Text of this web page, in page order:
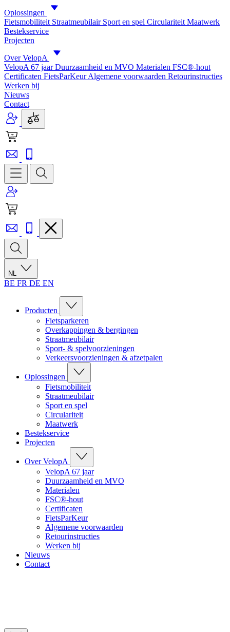
Oplossingen
Fietsmobiliteit Straatmeubilair Sport en spel Circulariteit Maatwerk
Bestekservice
Projecten
Over VelopA
VelopA 67 jaarDuurzaamheid en MVO Materialen FSC®-hout
Certificaten FietsParKeurAlgemene voorwaarden Retourinstructies
Werken bij
Nieuws
Contact
NL
BE FR DE EN
Producten
Fietsparkeren
Overkappingen & bergingen
Straatmeubilair
Sport- & spelvoorzieningen
Verkeersvoorzieningen & afzetpalen
Oplossingen
Fietsmobiliteit
Straatmeubilair
Sport en spel
Circulariteit
Maatwerk
Bestekservice
Projecten
Over VelopA
VelopA 67 jaar
Duurzaamheid en MVO
Materialen
FSC®-hout
Certificaten
FietsParKeur
Algemene voorwaarden
Retourinstructies
Werken bij
Nieuws
Contact